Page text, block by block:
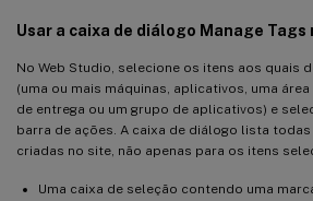
Usar a caixa de diálogo Manage Tags
No Web Studio, selecione os itens aos quais
(uma ou mais máquinas, aplicativos, uma
de entrega ou um grupo de aplicativos) e
barra de ações. A caixa de diálogo lista
criadas no site, não apenas para os itens
Uma caixa de seleção contendo uma